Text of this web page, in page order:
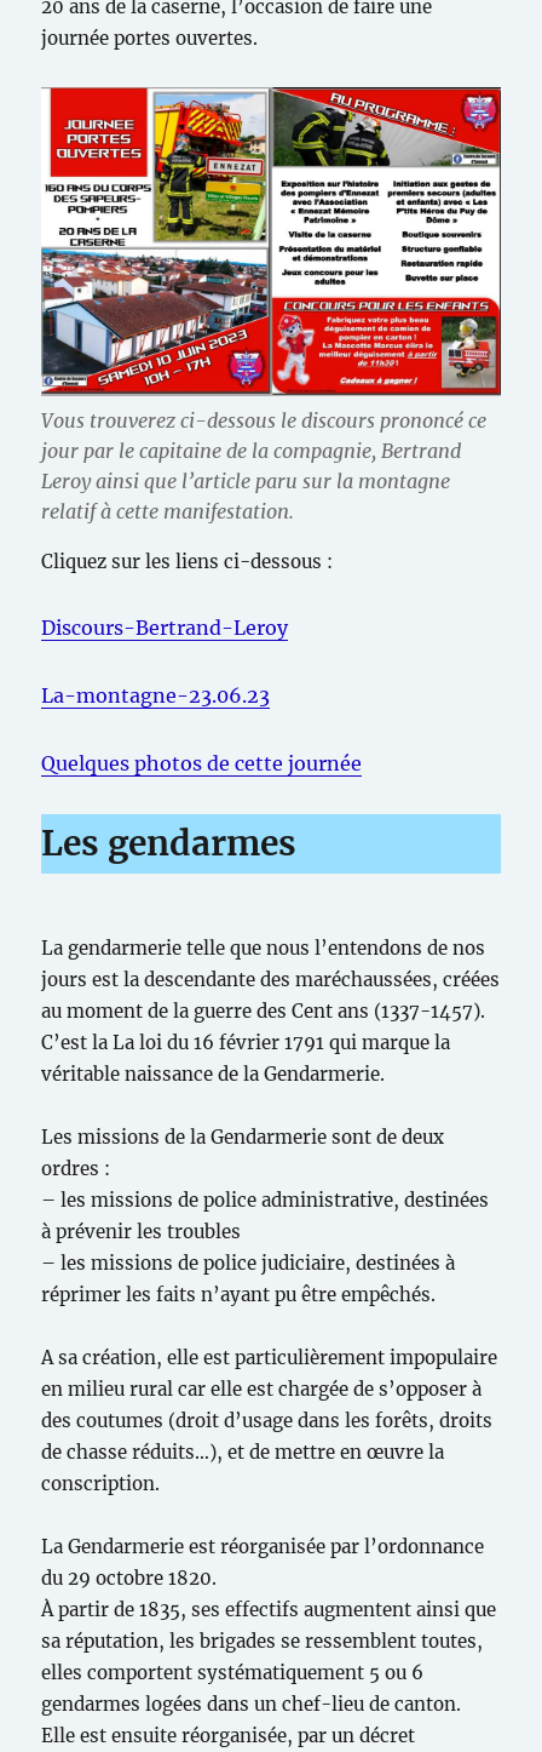
20 ans de la caserne, l’occasion de faire une
journée portes ouvertes.
Vous trouverez ci-dessous le discours prononcé ce
jour par le capitaine de la compagnie, Bertrand
Leroy ainsi que l’article paru sur la montagne
relatif à cette manifestation.
Cliquez sur les liens ci-dessous :
Discours-Bertrand-Leroy
La-montagne-23.06.23
Quelques photos de cette journée
Les gendarmes
La gendarmerie telle que nous l’entendons de nos
jours est la descendante des maréchaussées, créées
au moment de la guerre des Cent ans (1337-1457).
C’est la La loi du 16 février 1791 qui marque la
véritable naissance de la Gendarmerie.
Les missions de la Gendarmerie sont de deux
ordres :
– les missions de police administrative, destinées
à prévenir les troubles
– les missions de police judiciaire, destinées à
réprimer les faits n’ayant pu être empêchés.
A sa création, elle est particulièrement impopulaire
en milieu rural car elle est chargée de s’opposer à
des coutumes (droit d’usage dans les forêts, droits
de chasse réduits…), et de mettre en œuvre la
conscription.
La Gendarmerie est réorganisée par l’ordonnance
du 29 octobre 1820.
À partir de 1835, ses effectifs augmentent ainsi que
sa réputation, les brigades se ressemblent toutes,
elles comportent systématiquement 5 ou 6
gendarmes logées dans un chef-lieu de canton.
Elle est ensuite réorganisée, par un décret